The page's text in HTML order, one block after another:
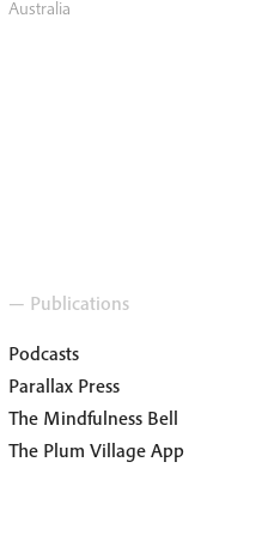
Australia
— Publications
Podcasts
Parallax Press
The Mindfulness Bell
The Plum Village App